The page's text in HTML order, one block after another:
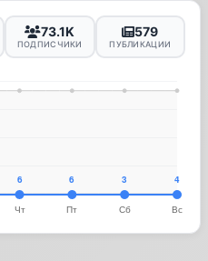
73.1K
ПОДПИСЧИКИ
579
ПУБЛИКАЦИИ